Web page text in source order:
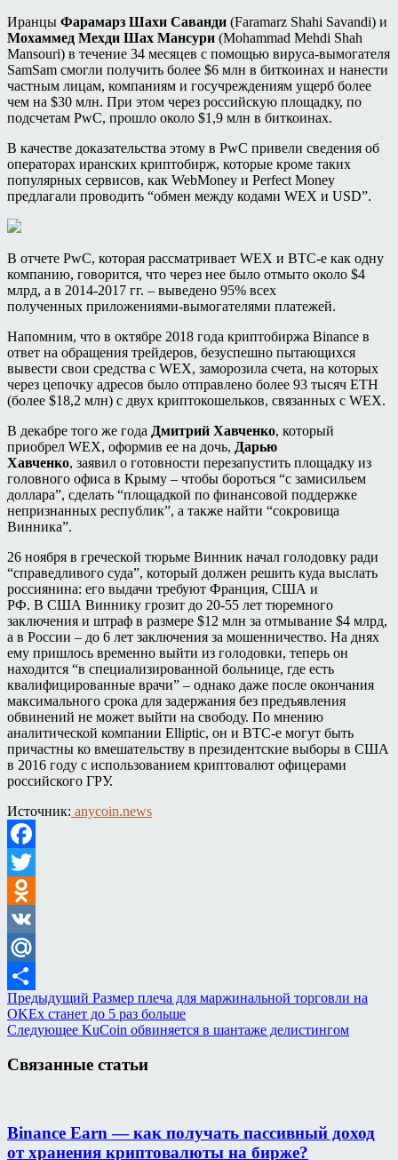
Иранцы Фарамарз Шахи Саванди (Faramarz Shahi Savandi) и
Мохаммед Мехди Шах Мансури (Mohammad Mehdi Shah
Mansouri) в течение 34 месяцев с помощью вируса-вымогателя
SamSam смогли получить более $6 млн в биткоинах и нанести
частным лицам, компаниям и госучреждениям ущерб более
чем на $30 млн. При этом через российскую площадку, по
подсчетам PwC, прошло около $1,9 млн в биткоинах.
В качестве доказательства этому в PwC привели сведения об
операторах иранских криптобирж, которые кроме таких
популярных сервисов, как WebMoney и Perfect Money
предлагали проводить “обмен между кодами WEX и USD”.
В отчете PwC, которая рассматривает WEX и BTC-e как одну
компанию, говорится, что через нее было отмыто около $4
млрд, а в 2014-2017 гг. – выведено 95% всех
полученных приложениями-вымогателями платежей.
Напомним, что в октябре 2018 года криптобиржа Binance в
ответ на обращения трейдеров, безуспешно пытающихся
вывести свои средства с WEX, заморозила счета, на которых
через цепочку адресов было отправлено более 93 тысяч ЕТН
(более $18,2 млн) с двух криптокошельков, связанных с WEX.
В декабре того же года Дмитрий Хавченко, который
приобрел WEX, оформив ее на дочь, Дарью
Хавченко, заявил о готовности перезапустить площадку из
головного офиса в Крыму – чтобы бороться “с замисильем
доллара”, сделать “площадкой по финансовой поддержке
непризнанных республик”, а также найти “сокровища
Винника”.
26 ноября в греческой тюрьме Винник начал голодовку ради
“справедливого суда”, который должен решить куда выслать
россиянина: его выдачи требуют Франция, США и
РФ. В США Виннику грозит до 20-55 лет тюремного
заключения и штраф в размере $12 млн за отмывание $4 млрд,
а в России – до 6 лет заключения за мошенничество. На днях
ему пришлось временно выйти из голодовки, теперь он
находится “в специализированной больнице, где есть
квалифицированные врачи” – однако даже после окончания
максимального срока для задержания без предъявления
обвинений не может выйти на свободу. По мнению
аналитической компании Elliptic, он и BTC-e могут быть
причастны ко вмешательству в президентские выборы в США
в 2016 году с использованием криптовалют офицерами
российского ГРУ.
Источник: anycoin.news
Facebook
Twitter
Odnoklassniki
VK
Mail.Ru
Отправить
Предыдущий Размер плеча для маржинальной торговли на
OKEx станет до 5 раз больше
Следующее KuCoin обвиняется в шантаже делистингом
Связанные статьи
Binance Earn — как получать пассивный доход
от хранения криптовалюты на бирже?